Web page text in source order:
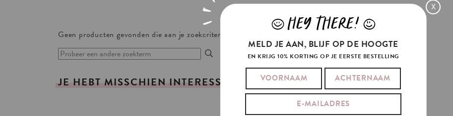
Geen producten gevonden die aan je zoekcriteria voldoen.
JE HEBT MISSCHIEN INTERESSE
X
JHEY THERE! L
MELD JE AAN, BLIJF OP DE HOOGTE
EN KRIJG 10% KORTING OP JE EERSTE BESTELLING